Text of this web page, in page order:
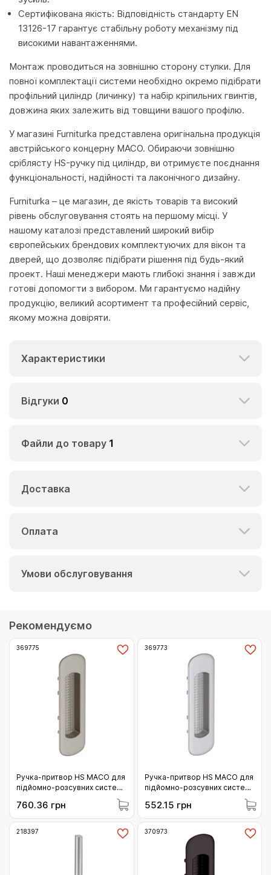
Сертифікована якість: Відповідність стандарту EN
13126-17 гарантує стабільну роботу механізму під
високими навантаженнями.
Монтаж проводиться на зовнішню сторону стулки. Для
повної комплектації системи необхідно окремо підібрати
профільний циліндр (личинку) та набір кріпильних гвинтів,
довжина яких залежить від товщини вашого профілю.
У магазині Furniturka представлена оригінальна продукція
австрійського концерну MACO. Обираючи зовнішню
сріблясту HS-ручку під циліндр, ви отримуєте поєднання
функціональності, надійності та лаконічного дизайну.
Furniturka – це магазин, де якість товарів та високий
рівень обслуговування стоять на першому місці. У
нашому каталозі представлений широкий вибір
європейських брендових комплектуючих для вікон та
дверей, що дозволяє підібрати рішення під будь-який
проект. Наші менеджери мають глибокі знання і завжди
готові допомогти з вибором. Ми гарантуємо надійну
продукцію, великий асортимент та професійний сервіс,
якому можна довіряти.
Характеристики
Відгуки 0
Файли до товару 1
Доставка
Оплата
Умови обслуговування
Рекомендуємо
369775
Ручка-притвор HS MACO для
підйомно-розсувних систем
760.36 грн
369773
Ручка-притвор HS MACO для
підйомно-розсувних систем
зовнішня F1 срібло (369773)
552.15 грн
218397 370973